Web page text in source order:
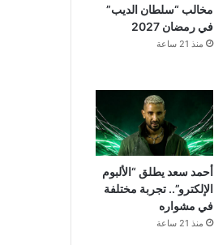
مخالب “سلطان الديب”
في رمضان 2027
منذ 21 ساعة
أحمد سعد يطلق “الألبوم
الإلكترو”.. تجربة مختلفة
في مشواره
منذ 21 ساعة